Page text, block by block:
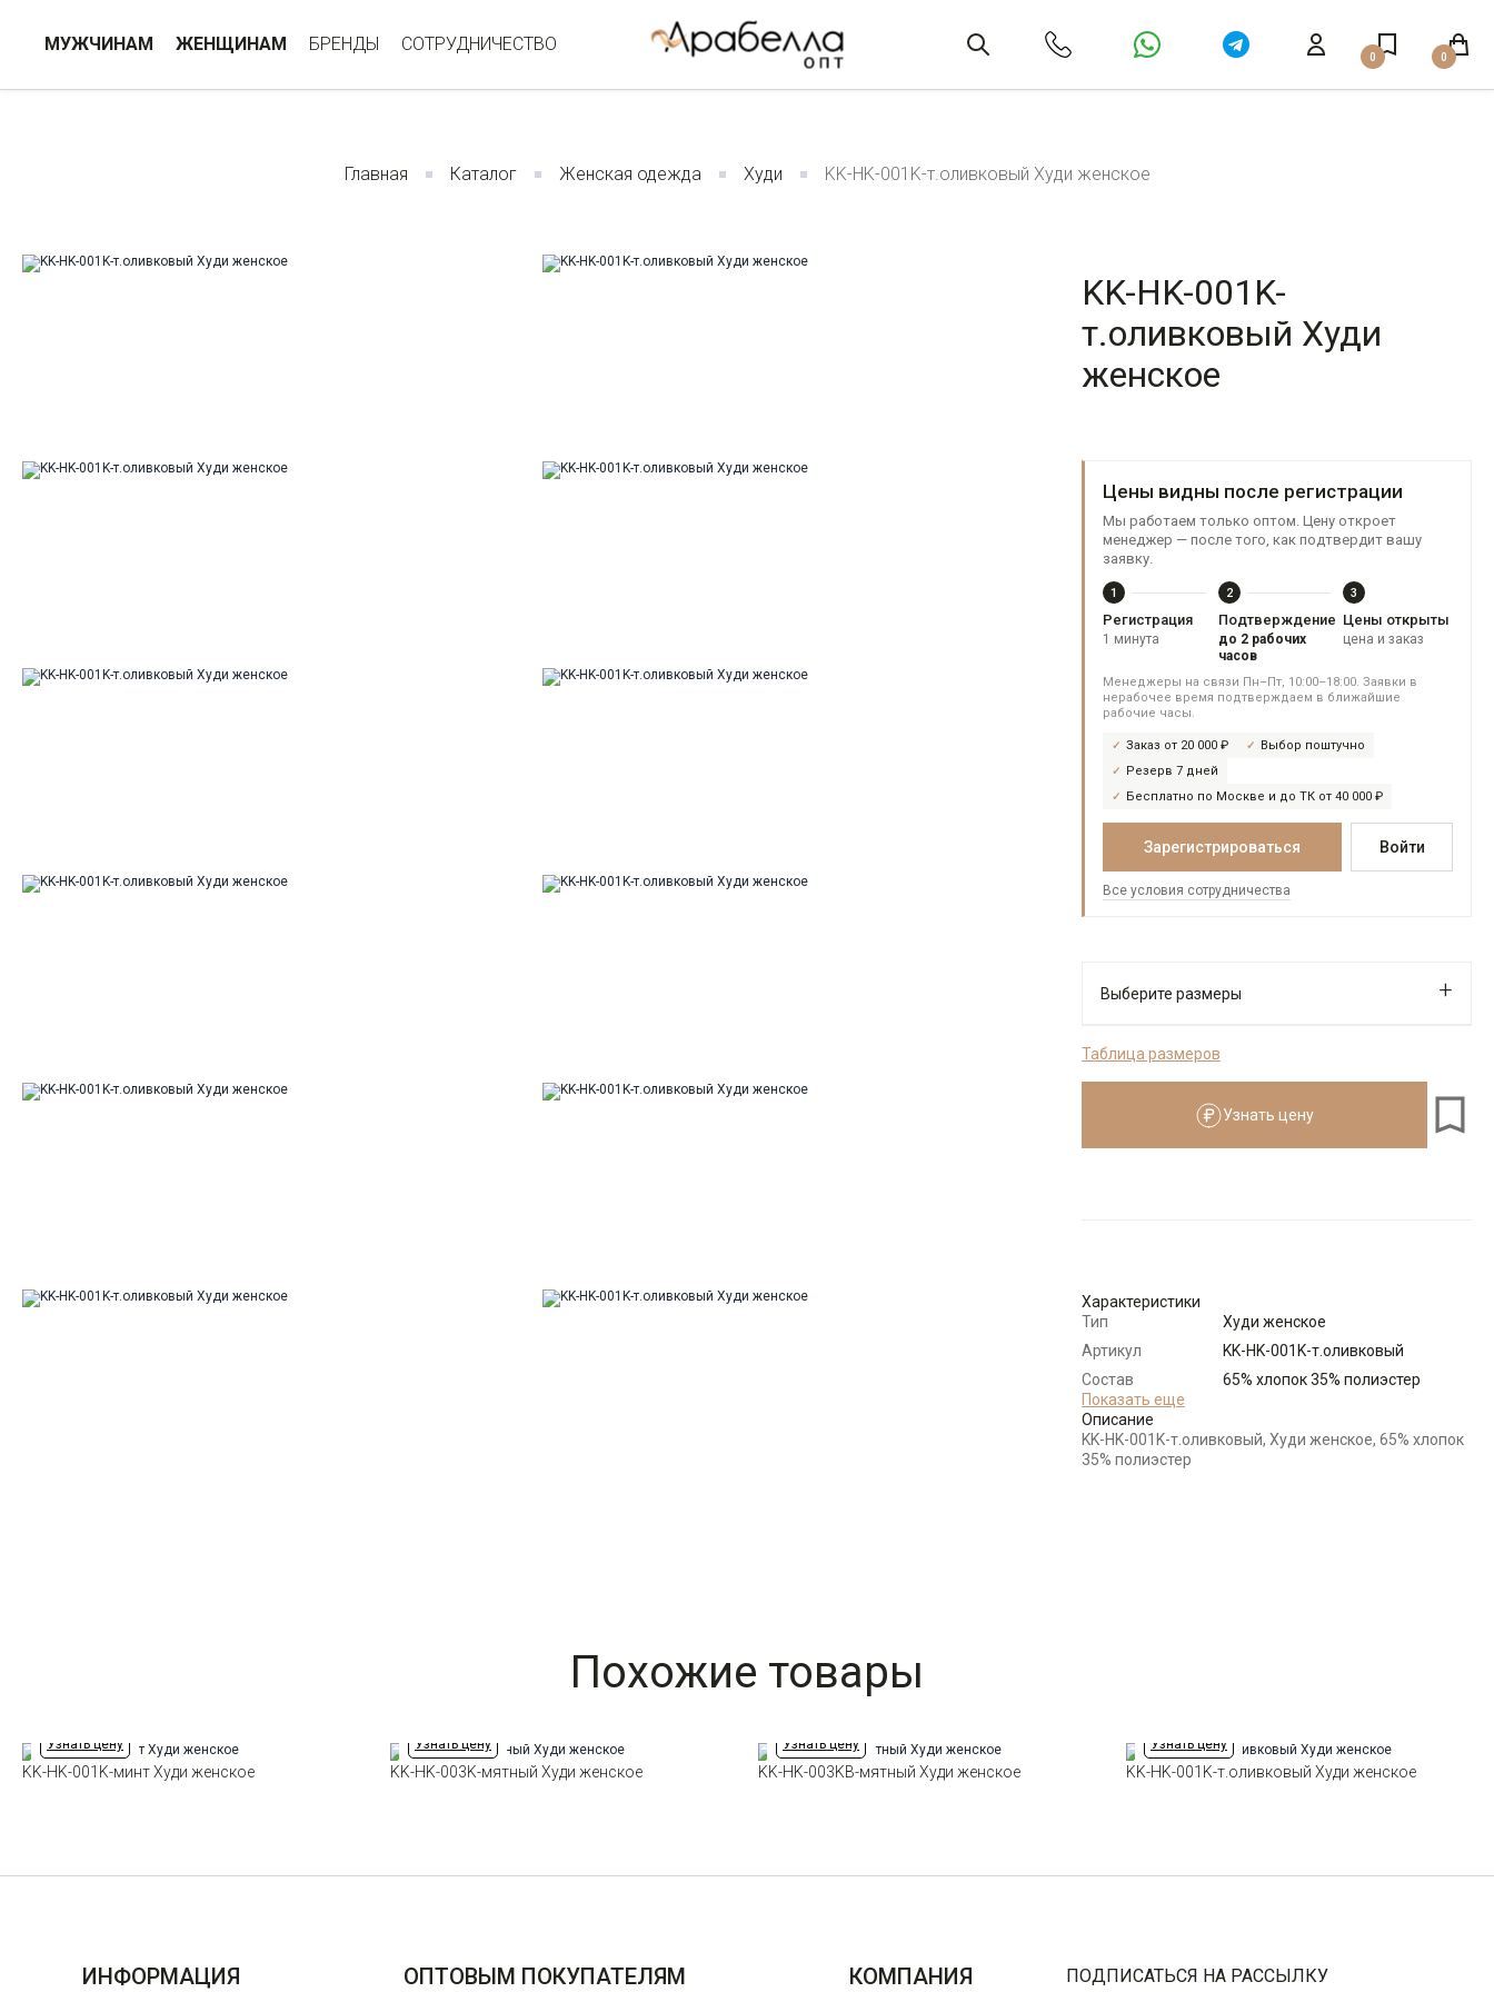
МУЖЧИНАМ ЖЕНЩИНАМ БРЕНДЫ СОТРУДНИЧЕСТВО
0 0
Главная Каталог Женская одежда Худи KK-HK-001K-т.оливковый Худи женское
KK-HK-001K-
т.оливковый Худи
женское
Цены видны после регистрации
Мы работаем только оптом. Цену откроет
менеджер — после того, как подтвердит вашу
заявку.
1
Регистрация
1 минута
2
Подтверждение
до 2 рабочих
часов
3
Цены открыты
цена и заказ
Менеджеры на связи Пн–Пт, 10:00–18:00. Заявки в
нерабочее время подтверждаем в ближайшие
рабочие часы.
Заказ от 20 000 ₽
Выбор поштучно
Резерв 7 дней
Бесплатно по Москве и до ТК от 40 000 ₽
Зарегистрироваться Войти
Все условия сотрудничества
Выберите размеры
Размеры для роста
Размер Количество Доступно
по 1 шт каждого доступного размера
Таблица размеров
Узнать цену
Характеристики
Тип
Худи женское
Артикул
KK-HK-001K-т.оливковый
Состав
сырья
65% хлопок 35% полиэстер
Бренд
Модель
Показать еще
Описание
KK-HK-001K-т.оливковый, Худи женское, 65% хлопок
35% полиэстер
Похожие товары
Узнать цену
KK-HK-001K-минт Худи женское
Узнать цену
KK-HK-003K-мятный Худи женское
Узнать цену
KK-HK-003KB-мятный Худи женское
Узнать цену
KK-HK-001K-т.оливковый Худи женское
ИНФОРМАЦИЯ ОПТОВЫМ ПОКУПАТЕЛЯМ КОМПАНИЯ ПОДПИСАТЬСЯ НА РАССЫЛКУ